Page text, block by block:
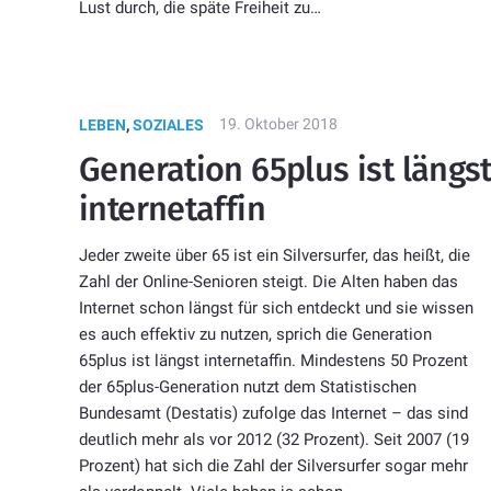
Lust durch, die späte Freiheit zu…
LEBEN,SOZIALES 19. Oktober 2018
Generation 65plus ist längst
internetaffin
Jeder zweite über 65 ist ein Silversurfer, das heißt, die
Zahl der Online-Senioren steigt. Die Alten haben das
Internet schon längst für sich entdeckt und sie wissen
es auch effektiv zu nutzen, sprich die Generation
65plus ist längst internetaffin. Mindestens 50 Prozent
der 65plus-Generation nutzt dem Statistischen
Bundesamt (Destatis) zufolge das Internet – das sind
deutlich mehr als vor 2012 (32 Prozent). Seit 2007 (19
Prozent) hat sich die Zahl der Silversurfer sogar mehr